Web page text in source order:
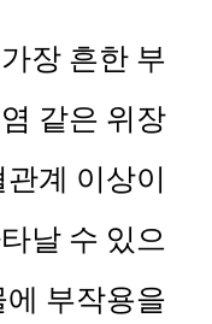
장 흔한 부
같은 위장
계 이상이
날 수 있으
에 부작용을